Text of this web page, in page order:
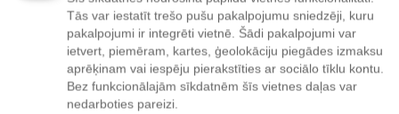
Apraksts
Konteiners barībai JERRY
Tilpums: 23l
Tās var iestatīt trešo pušu pakalpojumu sniedzēji, kuru
pakalpojumi ir integrēti vietnē. Šādi pakalpojumi var
ietvert, piemēram, kartes, ģeolokāciju piegādes izmaksu
aprēķinam vai iespēju pierakstīties ar sociālo tīklu kontu.
Bez funkcionālajām sīkdatnēm šīs vietnes daļas var
nedarboties pareizi.